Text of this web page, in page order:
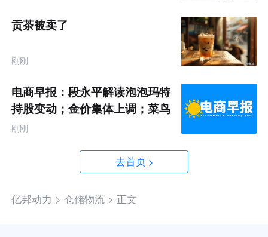
贡茶被卖了
刚刚
电商早报：段永平解读泡泡玛特
持股变动；金价集体上调；菜鸟
推出全球三日达跨境物流
刚刚
去首页
亿邦动力 > 仓储物流 > 正文